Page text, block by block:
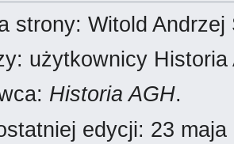
strony: Witold Andrzej
użytkownicy Historia
Historia AGH.
edycji: 23